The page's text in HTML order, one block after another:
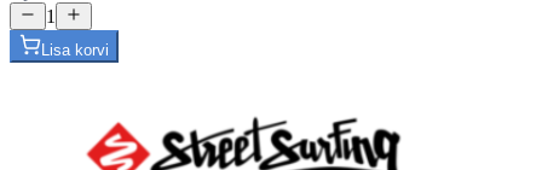
1
Lisa korvi